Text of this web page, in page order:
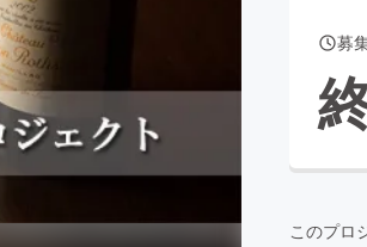
for Social Good
ふるさと納税
募
このプロ